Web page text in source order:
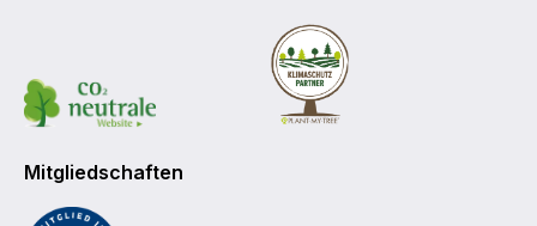
Mitgliedschaften